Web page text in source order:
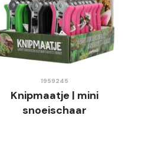
1959245
Knipmaatje | mini
snoeischaar